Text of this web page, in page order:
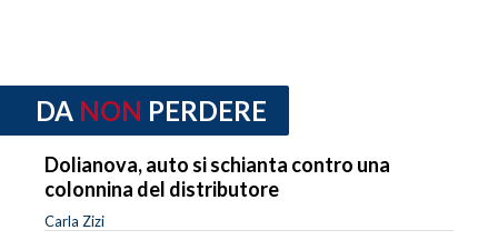
DA NON PERDERE
Dolianova, auto si schianta contro una
colonnina del distributore
Carla Zizi